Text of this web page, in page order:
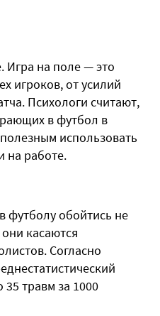
Игра на поле — это
игроков, от усилий
Психологи считают,
в футбол в
использовать
на работе.
футболу обойтись не
касаются
Согласно
травм за 1000